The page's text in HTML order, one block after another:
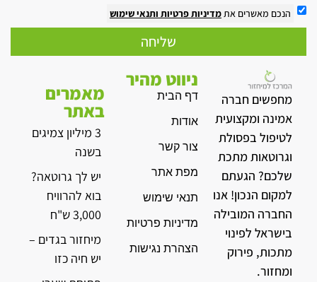
הנכם מאשרים אתמדיניות פרטיות ותנאי שימוש
שליחה
מחפשים חברה
אמינה ומקצועית
לטיפול בפסולת
וגרוטאות מתכת
שלכם? הגעתם
למקום הנכון! אנו
החברה המובילה
בישראל לפינוי
מתכות, פירוק
ומחזור.
ניווט מהיר
דף הבית
אודות
צור קשר
מפת אתר
תנאי שימוש
מדיניות פרטיות
הצהרת נגישות
מאמרים
באתר
3 מיליון צמיגים
בשנה
יש לך גרוטאה?
בוא להרוויח
3,000 ש"ח
מיחזור בגדים –
יש חיה כזו